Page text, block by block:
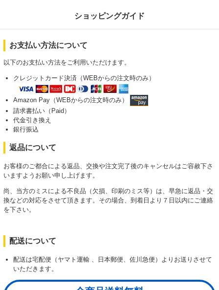
ショッピングガイド
お支払い方法について
以下のお支払い方法をご利用いただけます。
クレジットカード決済（WEBからの注文時のみ）
Amazon Pay（WEBからの注文時のみ）
請求書払い（Paid）
代金引き換え
銀行振込
返品について
お客様のご都合による返品、交換や注文完了後のキャンセルはご容赦下さ
いますようお願い申し上げます。
尚、当方のミスによる不良品（欠損、印刷のミス等）は、早急に返品・交
換などの対応をさせて頂きます。その場合、到着日より７日以内にご連絡
を下さい。
配送について
配送は宅配便（ヤマト運輸 、日本郵便、佐川急便）よりお送りさせて
いただきます。